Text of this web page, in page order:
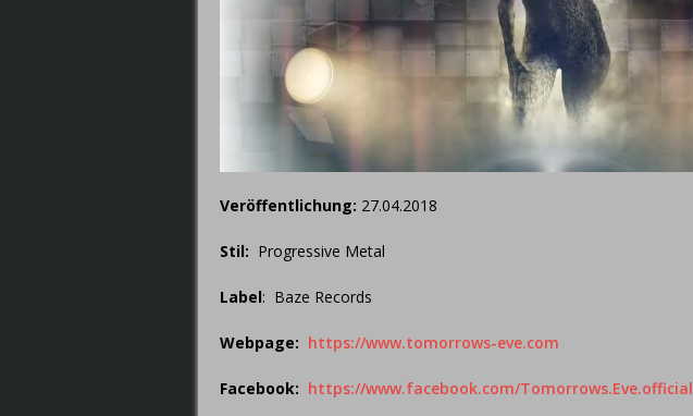
Veröffentlichung: 27.04.2018
Stil: Progressive Metal
Label: Baze Records
Webpage: https://www.tomorrows-eve.com
Facebook: https://www.facebook.com/Tomorrows.Eve.official